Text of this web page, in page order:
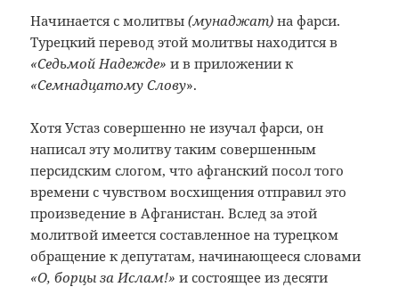
Начинается с молитвы(мунаджат) на фарси.
Турецкий перевод этой молитвы находится в
«Седьмой Надежде» и в приложении к
«Семнадцатому Слову».
Хотя Устаз совершенно не изучал фарси, он
написал эту молитву таким совершенным
персидским слогом, что афганский посол того
времени с чувством восхищения отправил это
произведение в Афганистан. Вслед за этой
молитвой имеется составленное на турецком
обращение к депутатам, начинающееся словами
«О, борцы за Ислам!» и состоящее из десяти